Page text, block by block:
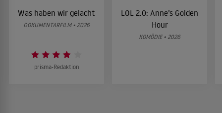
Was haben wir gelacht
DOKUMENTARFILM • 2026
prisma-Redaktion
LOL 2.0: Anne’s Golden
Hour
KOMÖDIE • 2026